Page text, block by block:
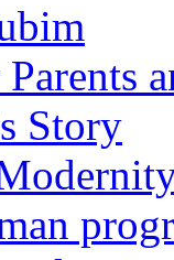
Story